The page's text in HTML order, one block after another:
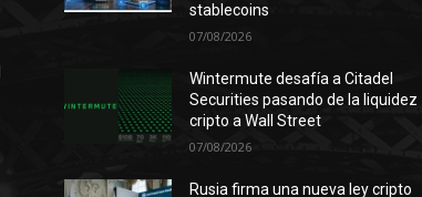
stablecoins
07/08/2026
Wintermute desafía a Citadel
Securities pasando de la liquidez
cripto a Wall Street
07/08/2026
Rusia firma una nueva ley cripto